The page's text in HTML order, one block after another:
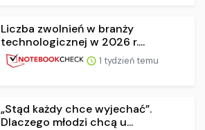
Liczba zwolnień w branży
technologicznej w 2026 r....
1 tydzień temu
„Stąd każdy chce wyjechać”.
Dlaczego młodzi chcą u...